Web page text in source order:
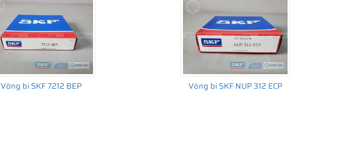
Vòng bi SKF 7212 BEP Vòng bi SKF NUP 312 ECP